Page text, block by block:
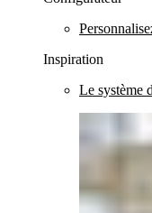
Inspiration
Le système